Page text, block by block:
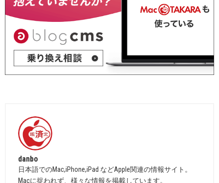
danbo
日本語でのMac,iPhone,iPad などApple関連の情報サイト。
Macに捉われず、様々な情報を掲載しています。